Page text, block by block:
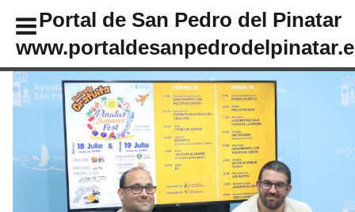
Portal de San Pedro del Pinatar